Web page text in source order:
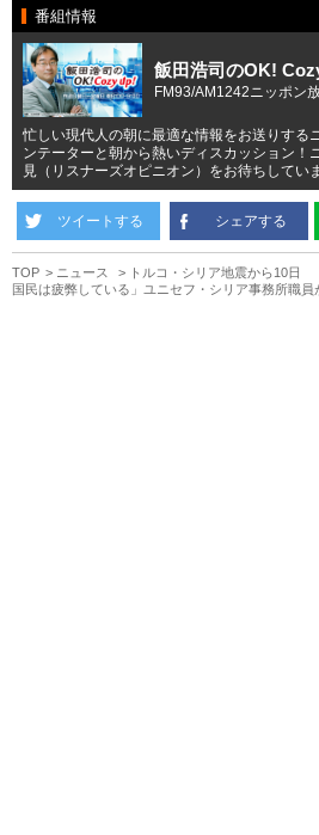
番組情報
飯田浩司のOK!
FM93/AM1242ニッポ
忙しい現代人の朝に最適な情報をお送りする
ンテーターと朝から熱いディスカッション！
見（リスナーズオピニオン）をお待ちしてい
ツイートする シェアする
TOP ニュース
トルコ・シリア地震から10日
国民は疲弊している」ユニセフ・シリア事務所職員